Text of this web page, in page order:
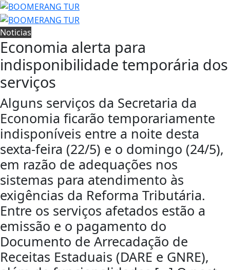
Noticias
Economia alerta para
indisponibilidade temporária dos
serviços
Alguns serviços da Secretaria da
Economia ficarão temporariamente
indisponíveis entre a noite desta
sexta-feira (22/5) e o domingo (24/5),
em razão de adequações nos
sistemas para atendimento às
exigências da Reforma Tributária.
Entre os serviços afetados estão a
emissão e o pagamento do
Documento de Arrecadação de
Receitas Estaduais (DARE e GNRE),